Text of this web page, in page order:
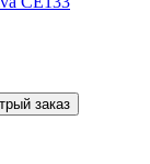
заказ